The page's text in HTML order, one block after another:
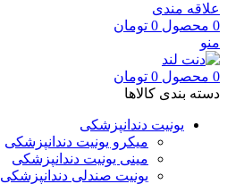
علاقه مندی
0 محصول 0 تومان
منو
0 محصول 0 تومان
دسته بندی کالاها
یونیت دندانپزشکی
میکرو یونیت دندانپزشکی
مینی یونیت دندانپزشکی
یونیت صندلی دندانپزشکی